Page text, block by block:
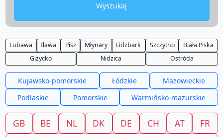
Wyszukaj
Lubawa Iława Pisz Młynary Lidzbark Szczytno
Biała Piska
Giżycko
Nidzica Ostróda
Kujawsko-pomorskie Łódzkie
Mazowieckie
Podlaskie
Pomorskie Warmińsko-mazurskie
GB BE NL DK DE CH AT
FR